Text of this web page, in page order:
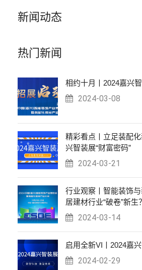
新闻动态
热门新闻
相约十月丨2024嘉兴
2024-03-08
精彩看点丨立足装配
兴智装展“财富密码”
2024-03-21
行业观察丨智能装饰
居建材行业“破卷”新生？
2024-03-14
启用全新VI丨2024嘉
2024-02-29